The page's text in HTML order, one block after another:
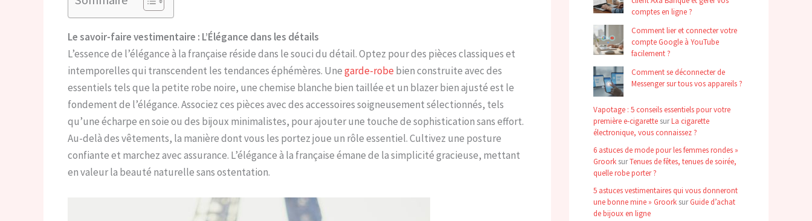
Le savoir-faire vestimentaire : L’Élégance dans les détails
L’essence de l’élégance à la française réside dans le souci du détail. Optez pour des pièces classiques et
intemporelles qui transcendent les tendances éphémères. Unegarde-robe bien construite avec des
essentiels tels que la petite robe noire, une chemise blanche bien taillée et un blazer bien ajusté est le
fondement de l’élégance. Associez ces pièces avec des accessoires soigneusement sélectionnés, tels
qu’une écharpe en soie ou des bijoux minimalistes, pour ajouter une touche de sophistication sans effort.
Au-delà des vêtements, la manière dont vous les portez joue un rôle essentiel. Cultivez une posture
confiante et marchez avec assurance. L’élégance à la française émane de la simplicité gracieuse, mettant
en valeur la beauté naturelle sans ostentation.
comptes en ligne ?
Comment lier et connecter votre
compte Google à YouTube
facilement ?
Comment se déconnecter de
Messenger sur tous vos appareils ?
Vapotage : 5 conseils essentiels pour votre
première e-cigarette surLa cigarette
électronique, vous connaissez ?
6 astuces de mode pour les femmes rondes »
Groork surTenues de fêtes, tenues de soirée,
quelle robe porter ?
5 astuces vestimentaires qui vous donneront
une bonne mine » Groork surGuide d’achat
de bijoux en ligne